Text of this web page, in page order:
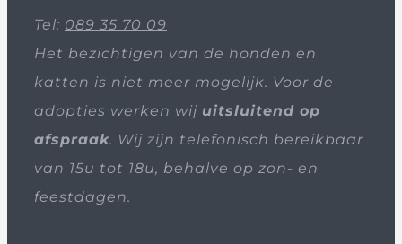
Tel: 089 35 70 09
Het bezichtigen van de honden en
katten is niet meer mogelijk. Voor de
adopties werken wij uitsluitend op
afspraak. Wij zijn telefonisch bereikbaar
van 15u tot 18u, behalve op zon- en
feestdagen.